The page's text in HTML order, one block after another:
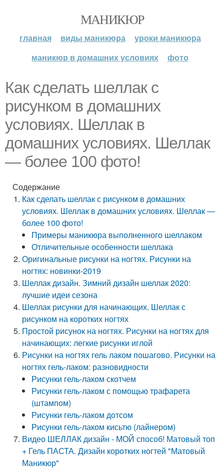
МАНИКЮР
главная виды маникюра
уроки маникюра
маникюр в домашних условиях
фото
Как сделать шеллак с
рисунком в домашних
условиях. Шеллак в
домашних условиях. Шеллак
— более 100 фото!
Содержание
Как сделать шеллак с рисунком в домашних
условиях. Шеллак в домашних условиях. Шеллак —
более 100 фото!
Примеры маникюра выполненного шеллаком
Отличительные особенности шеллака
Оригинальные рисунки на ногтях. Рисунки на
ногтях: новинки-2019
Шеллак дизайн. Зимний дизайн шеллак 2020:
лучшие идеи сезона
Шеллак рисунки для начинающих. Шеллак с
рисунком на коротких ногтях
Простой рисунок на ногтях. Рисунки на ногтях для
начинающих: легкие рисунки иглой
Рисунки на ногтях гель лаком пошагово. Рисунки на
ногтях гель-лаком: разновидности
Рисунки гель-лаком скотчем
Рисунки гель-лаком с помощью трафарета
(штампом)
Рисунки гель-лаком дотсом
Рисунки гель-лаком кисьтю (лайнером)
Видео ШЕЛЛАК дизайн - МОЙ способ! Матовый топ
+ Гель ПАСТА. Дизайн коротких ногтей "Матовый
Маникюр"